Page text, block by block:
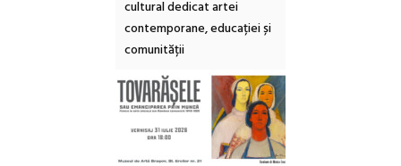
cultural dedicat artei
contemporane, educației și
comunității